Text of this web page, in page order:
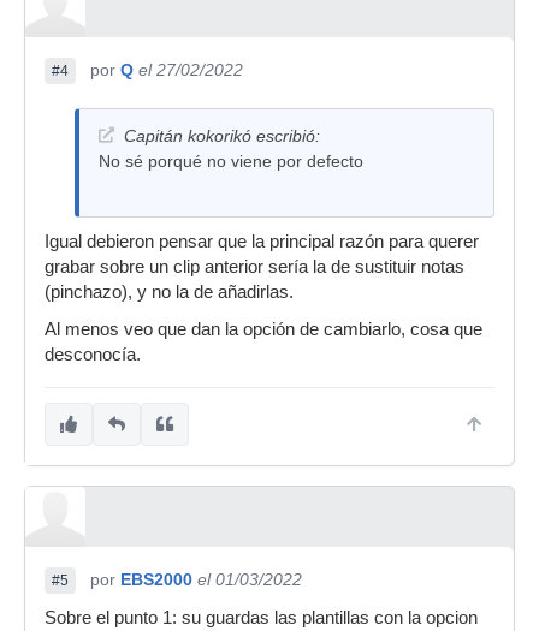
#4 por Q el 27/02/2022
Capitán kokorikó escribió:
No sé porqué no viene por defecto
Igual debieron pensar que la principal razón para querer
grabar sobre un clip anterior sería la de sustituir notas
(pinchazo), y no la de añadirlas.
Al menos veo que dan la opción de cambiarlo, cosa que
desconocía.
#5 por EBS2000 el 01/03/2022
Sobre el punto 1: su guardas las plantillas con la opcion